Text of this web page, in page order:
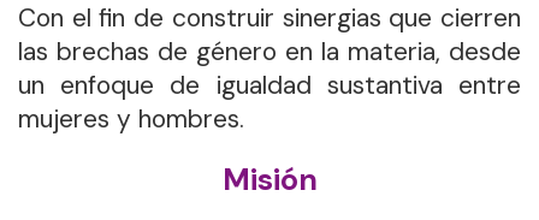
Con el fin de construir sinergias que cierren
las brechas de género en la materia, desde
un enfoque de igualdad sustantiva entre
mujeres y hombres.
Misión